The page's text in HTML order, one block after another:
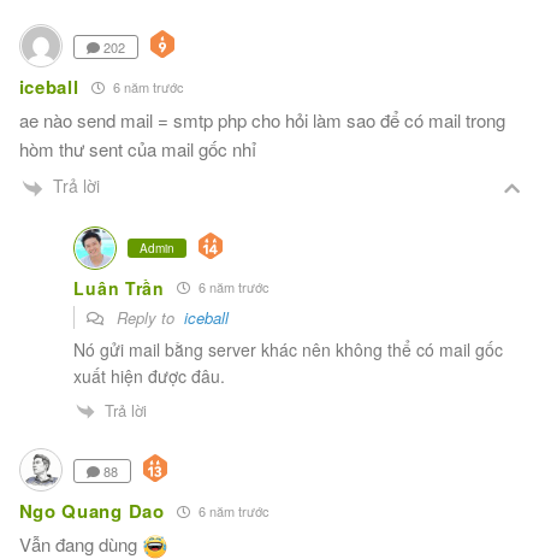
202
iceball 6 năm trước
ae nào send mail = smtp php cho hỏi làm sao để có mail trong
hòm thư sent của mail gốc nhỉ
Trả lời
Admin
Luân Trần 6 năm trước
Reply toiceball
Nó gửi mail bằng server khác nên không thể có mail gốc
xuất hiện được đâu.
Trả lời
88
Ngo Quang Dao 6 năm trước
Vẫn đang dùng